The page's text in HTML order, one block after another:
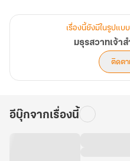
เรื่องนี้ยังมีในรูปแบ
มธุรสวาทเจ้า
ติดตา
อีบุ๊กจากเรื่องนี้